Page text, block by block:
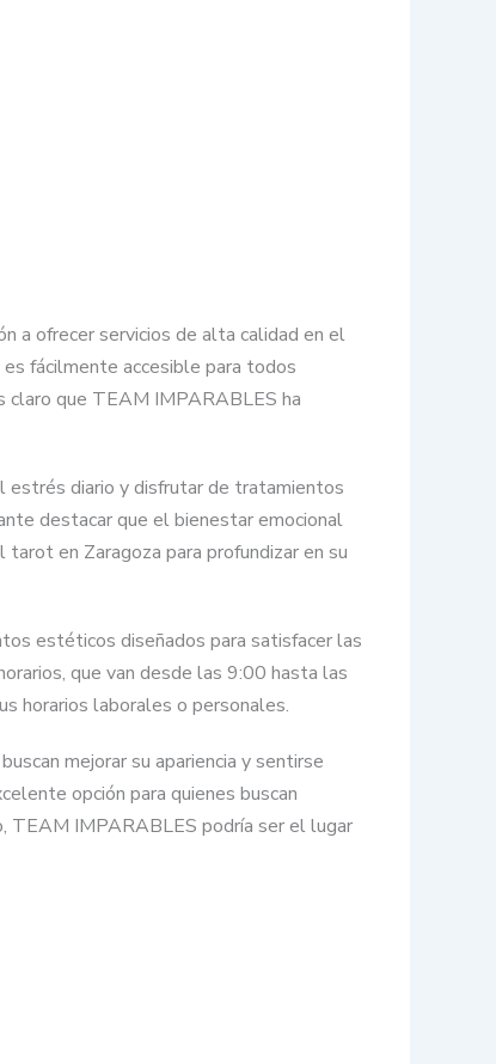
a ofrecer servicios de alta calidad en el
fácilmente accesible para todos
claro que TEAM IMPARABLES ha
estrés diario y disfrutar de tratamientos
destacar que el bienestar emocional
en Zaragoza para profundizar en su
estéticos diseñados para satisfacer las
que van desde las 9:00 hasta las
horarios laborales o personales.
mejorar su apariencia y sentirse
opción para quienes buscan
TEAM IMPARABLES podría ser el lugar